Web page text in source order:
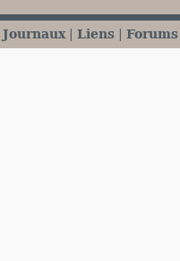
Journaux Liens Forums